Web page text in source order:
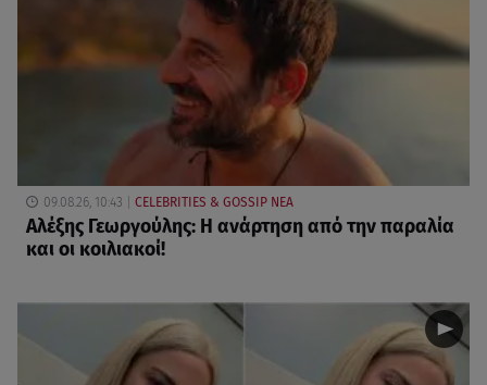
09.08.26, 10:43 CELEBRITIES & GOSSIP ΝΕΑ
Αλέξης Γεωργούλης: Η ανάρτηση από την παραλία
και οι κοιλιακοί!